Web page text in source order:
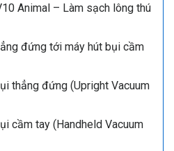
Animal – Làm sạch lông thú
đứng tới máy hút bụi cầm
thẳng đứng (Upright Vacuum
cầm tay (Handheld Vacuum